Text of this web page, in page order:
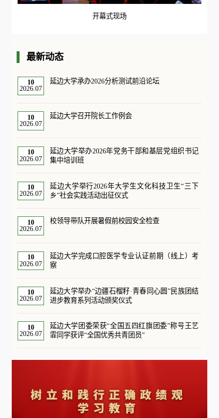
开幕式现场
最新动态
10
2026.07
延边大学承办2026分析测试前沿论坛
10
2026.07
延边大学召开院长工作例会
10
2026.07
延边大学举办2026年党务干部和基层党组织书记
集中培训班
10
2026.07
延边大学举行2026年大学生文化科技卫生“三下
乡”社会实践活动出征仪式
10
2026.07
校领导带队开展暑假前校园安全检查
10
2026.07
延边大学完成口腔医学专业认证前期（线上）考
察
10
2026.07
延边大学举办“边疆石榴籽·青春同心圆”民族团结
进步教育系列活动颁奖仪式
10
2026.07
延边大学团委荣获“全国五四红旗团委”称号王艺
霏同学获评“全国优秀共青团员”